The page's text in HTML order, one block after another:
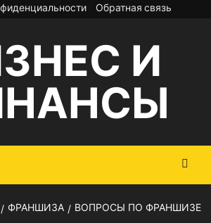
Обратная связь
И
ФРАНШИЗА
ВОПРОСЫ ПО ФРАНШИЗЕ